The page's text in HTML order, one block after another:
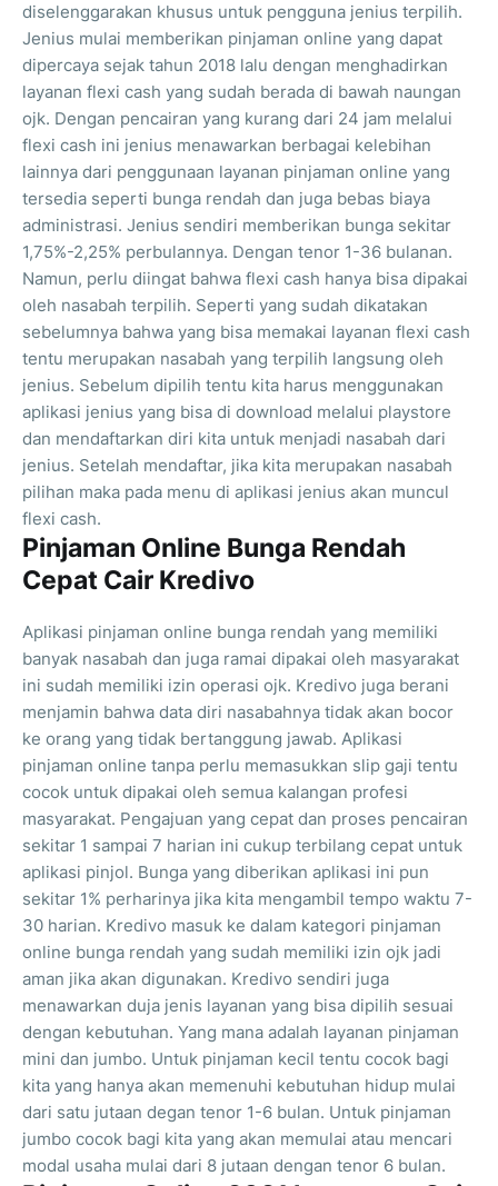
diselenggarakan khusus untuk pengguna jenius terpilih.
Jenius mulai memberikan pinjaman online yang dapat
dipercaya sejak tahun 2018 lalu dengan menghadirkan
layanan flexi cash yang sudah berada di bawah naungan
ojk. Dengan pencairan yang kurang dari 24 jam melalui
flexi cash ini jenius menawarkan berbagai kelebihan
lainnya dari penggunaan layanan pinjaman online yang
tersedia seperti bunga rendah dan juga bebas biaya
administrasi. Jenius sendiri memberikan bunga sekitar
1,75%-2,25% perbulannya. Dengan tenor 1-36 bulanan.
Namun, perlu diingat bahwa flexi cash hanya bisa dipakai
oleh nasabah terpilih. Seperti yang sudah dikatakan
sebelumnya bahwa yang bisa memakai layanan flexi cash
tentu merupakan nasabah yang terpilih langsung oleh
jenius. Sebelum dipilih tentu kita harus menggunakan
aplikasi jenius yang bisa di download melalui playstore
dan mendaftarkan diri kita untuk menjadi nasabah dari
jenius. Setelah mendaftar, jika kita merupakan nasabah
pilihan maka pada menu di aplikasi jenius akan muncul
flexi cash.
Pinjaman Online Bunga Rendah
Cepat Cair Kredivo
Aplikasi pinjaman online bunga rendah yang memiliki
banyak nasabah dan juga ramai dipakai oleh masyarakat
ini sudah memiliki izin operasi ojk. Kredivo juga berani
menjamin bahwa data diri nasabahnya tidak akan bocor
ke orang yang tidak bertanggung jawab. Aplikasi
pinjaman online tanpa perlu memasukkan slip gaji tentu
cocok untuk dipakai oleh semua kalangan profesi
masyarakat. Pengajuan yang cepat dan proses pencairan
sekitar 1 sampai 7 harian ini cukup terbilang cepat untuk
aplikasi pinjol. Bunga yang diberikan aplikasi ini pun
sekitar 1% perharinya jika kita mengambil tempo waktu 7-
30 harian. Kredivo masuk ke dalam kategori pinjaman
online bunga rendah yang sudah memiliki izin ojk jadi
aman jika akan digunakan. Kredivo sendiri juga
menawarkan duja jenis layanan yang bisa dipilih sesuai
dengan kebutuhan. Yang mana adalah layanan pinjaman
mini dan jumbo. Untuk pinjaman kecil tentu cocok bagi
kita yang hanya akan memenuhi kebutuhan hidup mulai
dari satu jutaan degan tenor 1-6 bulan. Untuk pinjaman
jumbo cocok bagi kita yang akan memulai atau mencari
modal usaha mulai dari 8 jutaan dengan tenor 6 bulan.